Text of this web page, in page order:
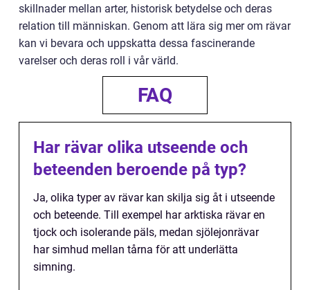
skillnader mellan arter, historisk betydelse och deras
relation till människan. Genom att lära sig mer om rävar
kan vi bevara och uppskatta dessa fascinerande
varelser och deras roll i vår värld.
FAQ
Har rävar olika utseende och
beteenden beroende på typ?
Ja, olika typer av rävar kan skilja sig åt i utseende
och beteende. Till exempel har arktiska rävar en
tjock och isolerande päls, medan sjölejonrävar
har simhud mellan tårna för att underlätta
simning.